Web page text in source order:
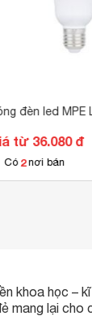
đèn led MPE
từ 36.080 đ
Có 2 nơi bán
khoa học –
mang lại cho